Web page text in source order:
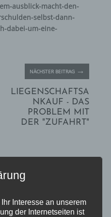
ausblick-macht-den-
selbst-dann-
dabei-um-eine-
NÄCHSTER BEITRAG →
LIEGENSCHAFTSA
NKAUF - DAS
PROBLEM MIT
DER "ZUFAHRT"
interessieren
Interesse an unserem
der Internetseiten ist